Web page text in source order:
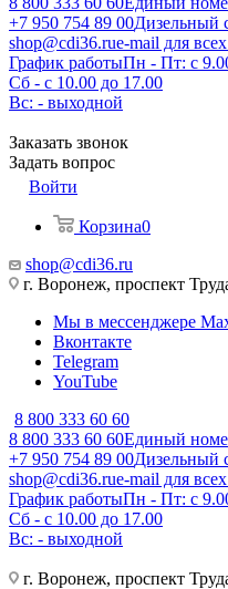
+7 950 754 89 00Дизельный
shop@cdi36.rue-mail для
График работыПн - Пт: с
Сб - с 10.00 до 17.00
Вс: - выходной
Заказать звонок
Задать вопрос
Войти
Корзина0
shop@cdi36.ru
г. Воронеж, проспект
Мы в мессенджере
Вконтакте
Telegram
YouTube
8 800 333 60 60
8 800 333 60 60Единый
+7 950 754 89 00Дизельный
shop@cdi36.rue-mail для
График работыПн - Пт: с
Сб - с 10.00 до 17.00
Вс: - выходной
г. Воронеж, проспект